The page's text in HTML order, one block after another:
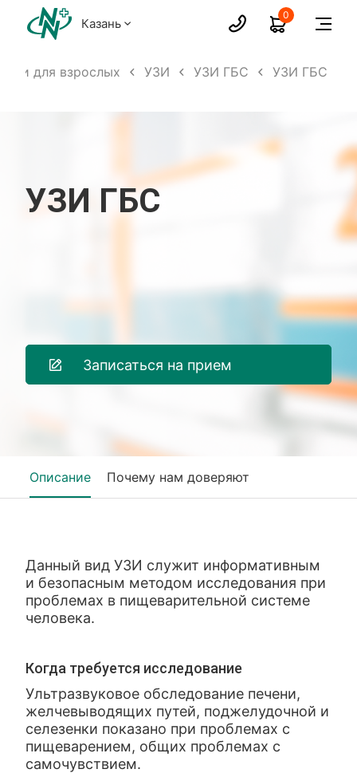
Казань
0
для взрослых УЗИ УЗИ ГБС УЗИ ГБС
УЗИ ГБС
Записаться на прием
Описание Почему нам доверяют
Данный вид УЗИ служит информативным
и безопасным методом исследования при
проблемах в пищеварительной системе
человека.
Когда требуется исследование
Ультразвуковое обследование печени,
желчевыводящих путей, поджелудочной и
селезенки показано при проблемах с
пищеварением, общих проблемах с
самочувствием.